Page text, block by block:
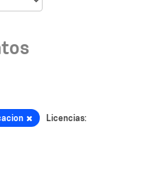
Licencias: